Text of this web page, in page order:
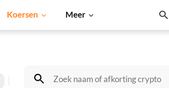
Koersen Meer
Shiba Inu Dogecoin Solana BNB